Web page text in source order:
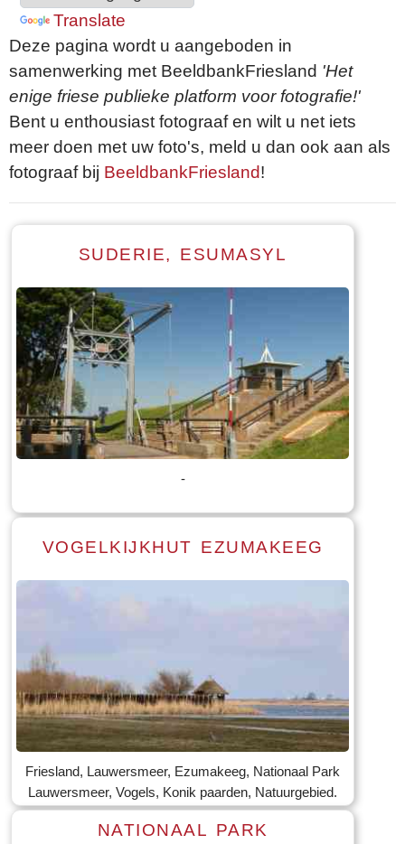
Translate
Deze pagina wordt u aangeboden in
samenwerking met BeeldbankFriesland 'Het
enige friese publieke platform voor fotografie!'
Bent u enthousiast fotograaf en wilt u net iets
meer doen met uw foto's, meld u dan ook aan als
fotograaf bij BeeldbankFriesland!
SUDERIE, ESUMASYL
-
Lees meer
Tekst: © Foto: © William Wissink
VOGELKIJKHUT EZUMAKEEG
Friesland, Lauwersmeer, Ezumakeeg, Nationaal Park
Lauwersmeer, Vogels, Konik paarden, Natuurgebied.
NATIONAAL PARK